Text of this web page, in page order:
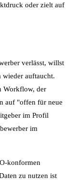
oder zielt auf
verlässt, willst
wieder auftaucht.
Workflow, der
auf "offen für neue
im Profil
im
konformen
zu nutzen ist